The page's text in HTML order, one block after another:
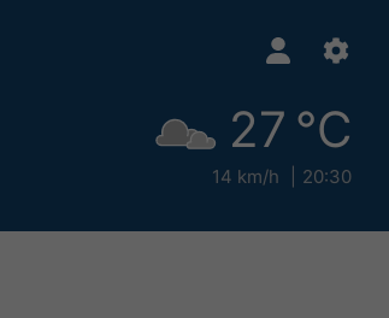
27 °C
14 km/h 20:30